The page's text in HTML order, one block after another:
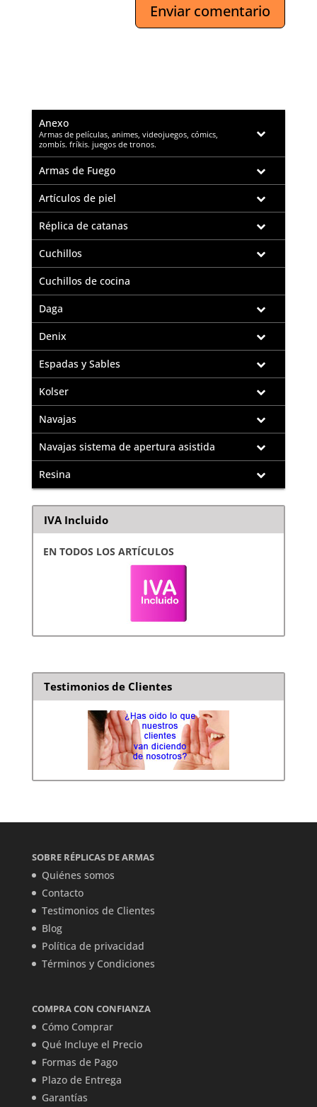
Anexo
–
Armas de películas, animes, videojuegos, cómics,
zombís. fríkis. juegos de tronos.
Armas de Fuego
Artículos de piel
Réplica de catanas
Cuchillos
Cuchillos de cocina
Daga
Denix
Espadas y Sables
Kolser
Navajas
Navajas sistema de apertura asistida
Resina
IVA Incluido
EN TODOS LOS ARTÍCULOS
Testimonios de Clientes
SOBRE RÉPLICAS DE ARMAS
Quiénes somos
Contacto
Testimonios de Clientes
Blog
Política de privacidad
Términos y Condiciones
COMPRA CON CONFIANZA
Cómo Comprar
Qué Incluye el Precio
Formas de Pago
Plazo de Entrega
Garantías